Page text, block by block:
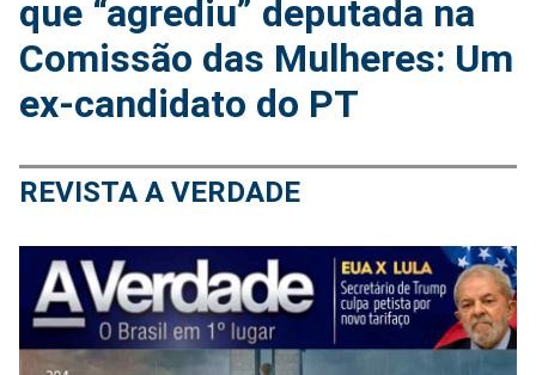
que “agrediu” deputada na
Comissão das Mulheres: Um
ex-candidato do PT
REVISTA A VERDADE